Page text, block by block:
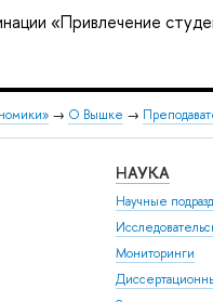
«Привлечение
→ О Вышке →
НАУКА
Научные
Мониторинги